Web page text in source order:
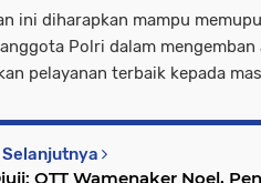
ini diharapkan mampu
Polri dalam mengemban
pelayanan terbaik kepada
OTT Wamenaker Noel,